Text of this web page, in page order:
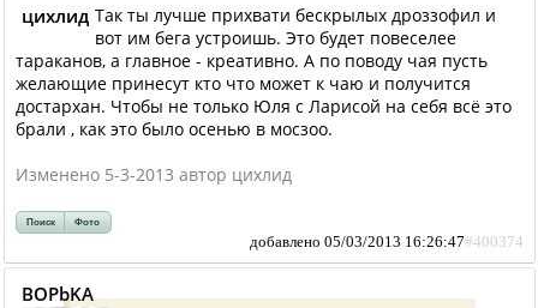
цихлид Так ты лучше прихвати бескрылых дроззофил и
вот им бега устроишь. Это будет повеселее
тараканов, а главное - креативно. А по поводу чая пусть
желающие принесут кто что может к чаю и получится
достархан. Чтобы не только Юля с Ларисой на себя всё это
брали , как это было осенью в мосзоо.
Изменено 5-3-2013 автор цихлид
Поиск Фото
добавлено 05/03/2013 16:26:47#400374
BOPbKA